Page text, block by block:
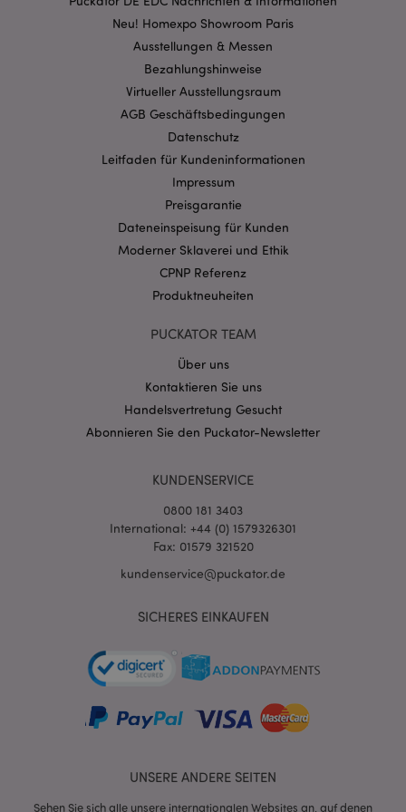
Neu! Homexpo Showroom Paris
Ausstellungen & Messen
Bezahlungshinweise
Virtueller Ausstellungsraum
AGB Geschäftsbedingungen
Datenschutz
Leitfaden für Kundeninformationen
Impressum
Preisgarantie
Dateneinspeisung für Kunden
Moderner Sklaverei und Ethik
CPNP Referenz
Produktneuheiten
PUCKATOR TEAM
Über uns
Kontaktieren Sie uns
Handelsvertretung Gesucht
Abonnieren Sie den Puckator-Newsletter
KUNDENSERVICE
0800 181 3403
International: +44 (0) 1579326301
Fax: 01579 321520
kundenservice@puckator.de
SICHERES EINKAUFEN
UNSERE ANDERE SEITEN
Sehen Sie sich alle unsere internationalen Websites an, auf denen
Kernfunktionen der Website wie die
Benutzeranmeldung und die Kontoverwaltung.
Ohne unbedingt notwendige cookies kann die
Website nicht richtig genutzt werden.
CookieScriptConsent
CookieScript
mage-messages
mage-cache-sessid
Datenschutzbestimmungen von Google